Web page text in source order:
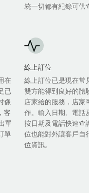
統一切都有紀錄可供
在
已
像
客
單
單
線上訂位
線上訂位已是現在常
雙方能得到良好的體
店家給的服務，店家
作。輸入日期、電話
按日期及電話快速查
位也能對外讓客戶自
位資訊。